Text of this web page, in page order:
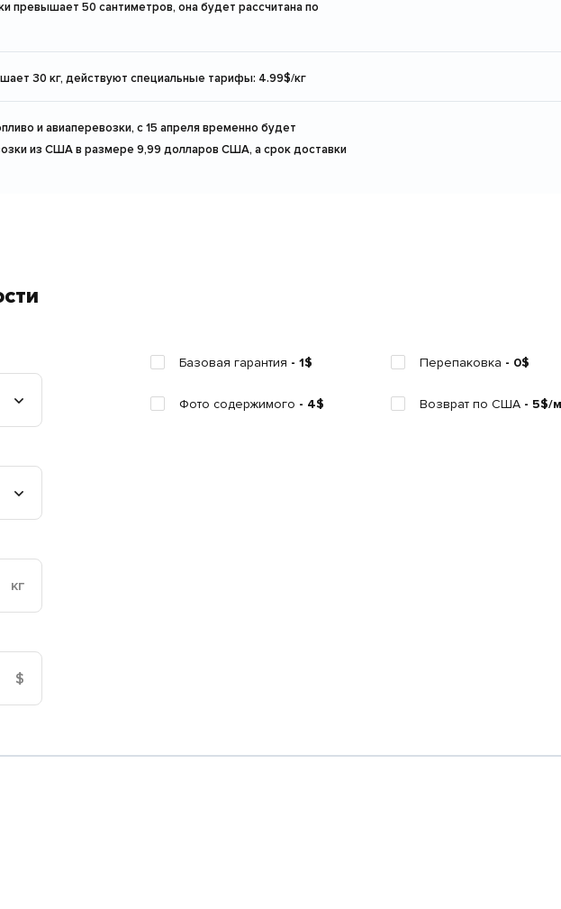
превышает 50 сантиметров, она будет рассчитана по
30 кг, действуют специальные тарифы: 4.99$/кг
и авиаперевозки, с 15 апреля временно будет
из США в размере 9,99 долларов США, а срок доставки
кг
$
Базовая гарантия - 1$ Перепаковка - 0$
Фото содержимого - 4$ Возврат по США - 5$/